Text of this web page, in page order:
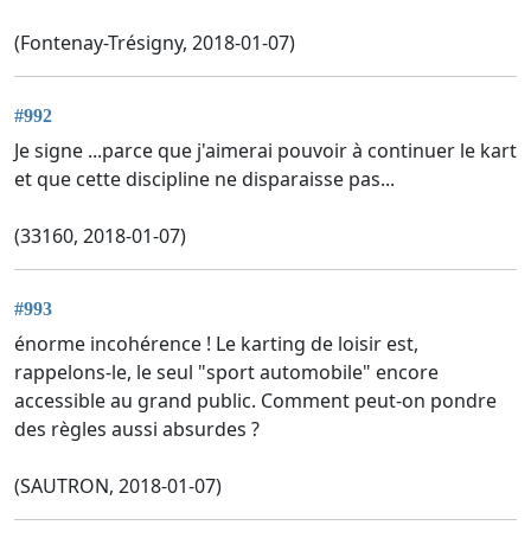
(Fontenay-Trésigny, 2018-01-07)
#992
Je signe ...parce que j'aimerai pouvoir à continuer le kart
et que cette discipline ne disparaisse pas...
(33160, 2018-01-07)
#993
énorme incohérence ! Le karting de loisir est,
rappelons-le, le seul "sport automobile" encore
accessible au grand public. Comment peut-on pondre
des règles aussi absurdes ?
(SAUTRON, 2018-01-07)